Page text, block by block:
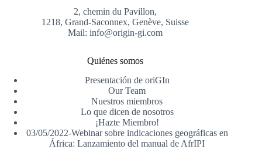
2, chemin du Pavillon,
1218, Grand-Saconnex, Genève, Suisse
Mail: info@origin-gi.com
Quiénes somos
Presentación de oriGIn
Our Team
Nuestros miembros
Lo que dicen de nosotros
¡Hazte Miembro!
03/05/2022-Webinar sobre indicaciones geográficas en
África: Lanzamiento del manual de AfrIPI